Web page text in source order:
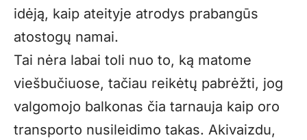
idėją, kaip ateityje atrodys prabangūs
atostogų namai.
Tai nėra labai toli nuo to, ką matome
viešbučiuose, tačiau reikėtų pabrėžti, jog
valgomojo balkonas čia tarnauja kaip oro
transporto nusileidimo takas. Akivaizdu,